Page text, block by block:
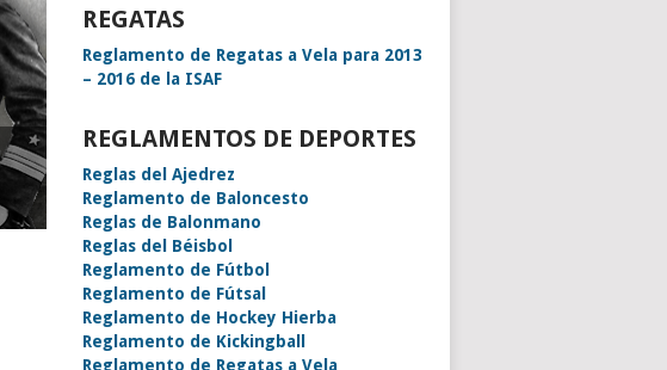
REGATAS
Reglamento de Regatas a Vela para 2013
– 2016 de la ISAF
REGLAMENTOS DE DEPORTES
Reglas del Ajedrez
Reglamento de Baloncesto
Reglas de Balonmano
Reglas del Béisbol
Reglamento de Fútbol
Reglamento de Fútsal
Reglamento de Hockey Hierba
Reglamento de Kickingball
Reglamento de Regatas a Vela